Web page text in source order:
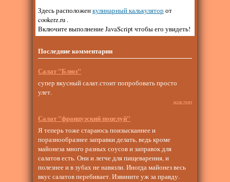
Здесь расположенкулинарный калькулятор от
cookerz.ru .
Включите выполнение JavaScript чтобы его увидеть!
Последние комментарии
Салат "Блюз"
супер вкусный салат.стоит попробовать просто
улет.
жаклин
Салат "французский поцелуй"
Я теперь тоже стараюсь поизысканнее и
поразнообразнее заправки делать, ведь кроме
майонеза много разных соусов и заправок для
салатов есть. Они и легче для пищеварения, и
полезнее и в зубах не навязли. Иногда майонез весь
вкус салатов перебивает. Извините уж за правду.